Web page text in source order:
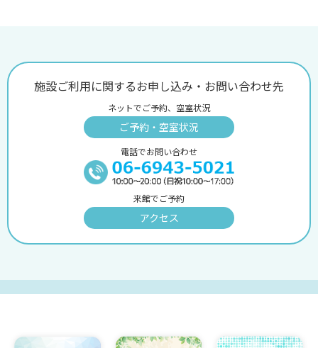
施設ご利用に関するお申し込み・お問い合わせ先
ネットでご予約、空室状況
ご予約・空室状況
電話でお問い合わせ
来館でご予約
アクセス